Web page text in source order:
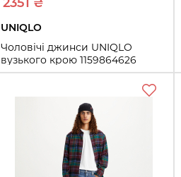
UNIQLO
Чоловічі джинси UNIQLO
вузького крою 1159864626
(Блакитний 33W 32L)
33W 32L
34W 34L
38W 34L
Купить